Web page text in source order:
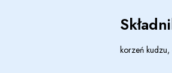
korzeń kudzu,